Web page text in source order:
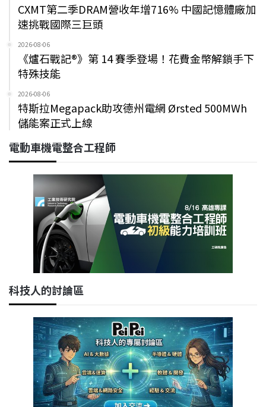
CXMT第二季DRAM營收年增716% 中國記憶體廠加
速挑戰國際三巨頭
2026-08-06
《爐石戰記®》第 14 賽季登場！花費金幣解鎖手下
特殊技能
2026-08-06
特斯拉Megapack助攻德州電網 Ørsted 500MWh
儲能案正式上線
電動車機電整合工程師
科技人的討論區